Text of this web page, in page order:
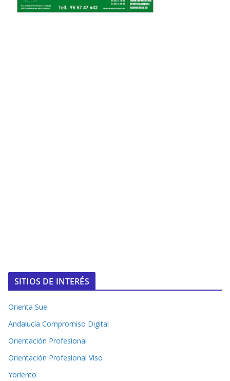
SITIOS DE INTERÉS
Orienta Sue
Andalucía Compromiso Digital
Orientación Profesional
Orientación Profesional Viso
Yoriento